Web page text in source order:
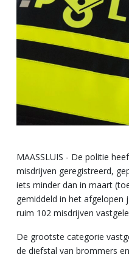
MAASSLUIS - De politie
misdrijven geregistreerd,
iets minder dan in maart
gemiddeld in het afgelopen
ruim 102 misdrijven
De grootste categorie
de diefstal van brommers